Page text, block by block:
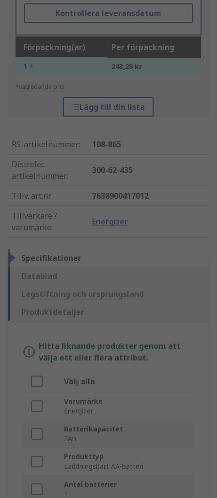
Kontrollera leveransdatum
Förpackning(ar) Per förpackning
1 + 243,28 kr
*vägledande pris
Lägg till din lista
RS-artikelnummer:
108-865
Distrelec
artikelnummer:
300-62-435
Tillv. art.nr:
7638900417012
Tillverkare /
varumärke:
Energizer
Specifikationer
Datablad
Lagstiftning och ursprungsland
Produktdetaljer
Hitta liknande produkter genom att
välja ett eller flera attribut.
Välj alla
Varumärke
Energizer
Batterikapacitet
2Ah
Produkttyp
Laddningsbart AA-batteri
Antal batterier
1